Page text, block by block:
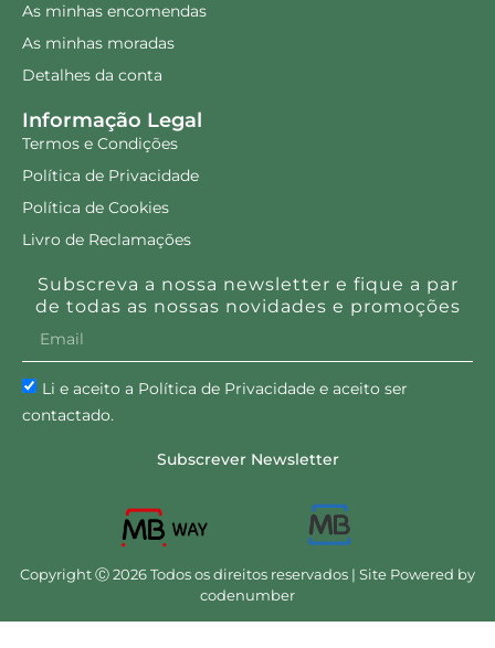
As minhas encomendas
As minhas moradas
Detalhes da conta
Informação Legal
Termos e Condições
Política de Privacidade
Política de Cookies
Livro de Reclamações
Subscreva a nossa newsletter e fique a par
de todas as nossas novidades e promoções
Li e aceito a Política de Privacidade e aceito ser
contactado.
Subscrever Newsletter
Copyright Ⓒ 2026 Todos os direitos reservados | Site Powered by
codenumber